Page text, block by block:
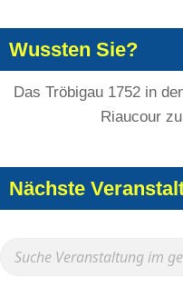
Wussten Sie?
Das Tröbigau 1752 in
Riaucour
Nächste